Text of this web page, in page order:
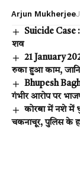
Arjun Mukherjee
Suicide Case
शव
21 January
रुका हुआ काम,
Bhupesh
गंभीर आरोप पर
कोरबा में नशे में
चकनाचूर, पुलिस के